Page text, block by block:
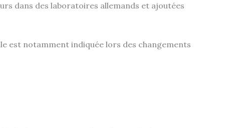
dans des laboratoires allemands et ajoutées
est notamment indiquée lors des changements